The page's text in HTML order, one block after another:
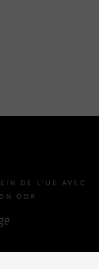
DE L'UE AVEC
ODR